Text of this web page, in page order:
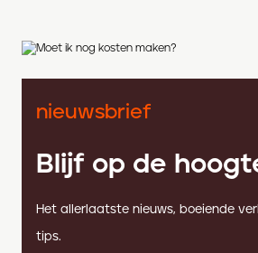
nieuwsbrief
Blijf op de
Het allerlaatste nieuws, boeiende
tips.